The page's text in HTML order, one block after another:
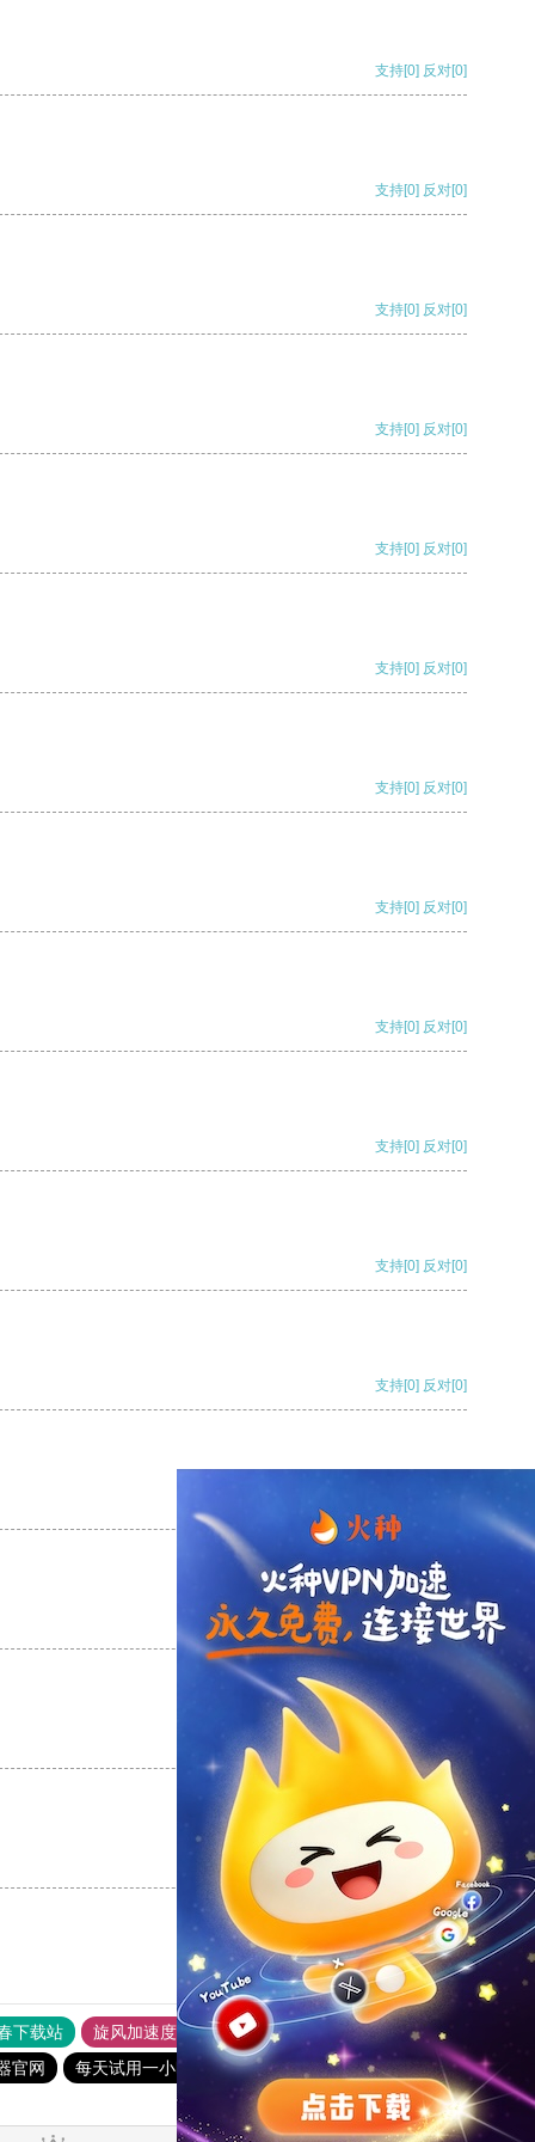
支持[0] 反对[0]
支持[0] 反对[0]
支持[0] 反对[0]
支持[0] 反对[0]
支持[0] 反对[0]
支持[0] 反对[0]
支持[0] 反对[0]
支持[0] 反对[0]
支持[0] 反对[0]
支持[0] 反对[0]
支持[0] 反对[0]
支持[0] 反对[0]
支持[0] 反对[0]
支持[0] 反对
支持[0] 反对[0]
下载站 旋风加速度器 银河vqn官网
加速器试用30分钟
官网
每天试用一小时加速器 加速器试用3小时 雷霆加速